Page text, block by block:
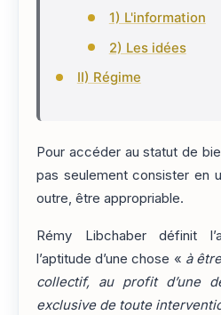
1) L'information
2) Les idées
II) Régime
Pour accéder au statut de
pas seulement consister en
outre, être appropriable.
Rémy Libchaber définit
l’aptitude d’une chose « à
collectif, au profit d’une
exclusive de toute